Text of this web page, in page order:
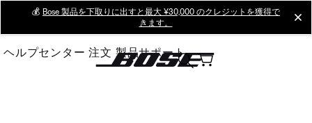
Main
💰 Bose 製品を下取りに出すと最大 ¥30,000 のクレジットを獲得で
きます。
ヘルプセンター 注文 製品サポート